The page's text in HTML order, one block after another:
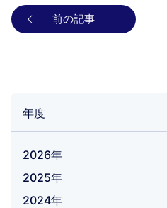
前の記事
年度
2026年
2025年
2024年